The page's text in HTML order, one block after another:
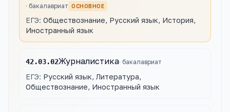
· бакалавриат ОСНОВНОЕ
ЕГЭ: Обществознание, Русский язык, История,
Иностранный язык
42.03.02Журналистика· бакалавриат
ЕГЭ: Русский язык, Литература,
Обществознание, Иностранный язык